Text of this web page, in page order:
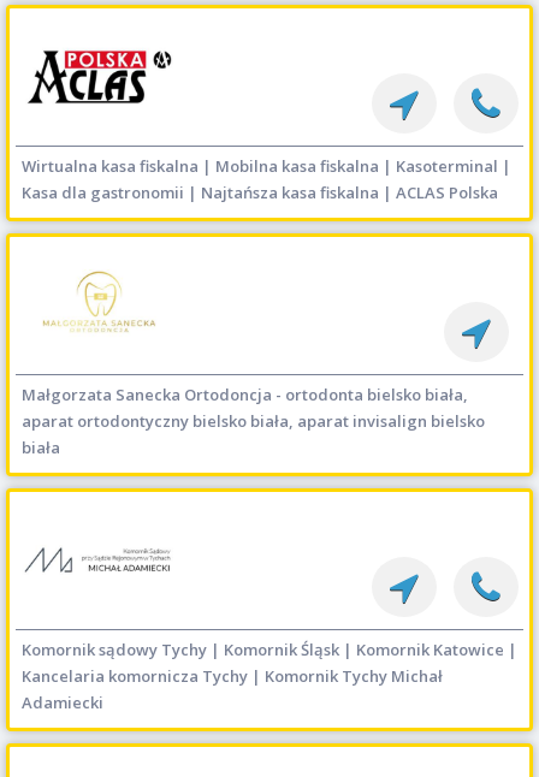
Wirtualna kasa fiskalna | Mobilna kasa fiskalna | Kasoterminal |
Kasa dla gastronomii | Najtańsza kasa fiskalna | ACLAS Polska
Małgorzata Sanecka Ortodoncja - ortodonta bielsko biała,
aparat ortodontyczny bielsko biała, aparat invisalign bielsko
biała
Komornik sądowy Tychy | Komornik Śląsk | Komornik Katowice |
Kancelaria komornicza Tychy | Komornik Tychy Michał
Adamiecki